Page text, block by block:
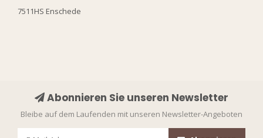
7511HS Enschede
Abonnieren Sie unseren Newsletter
Bleibe auf dem Laufenden mit unseren Newsletter-Angeboten